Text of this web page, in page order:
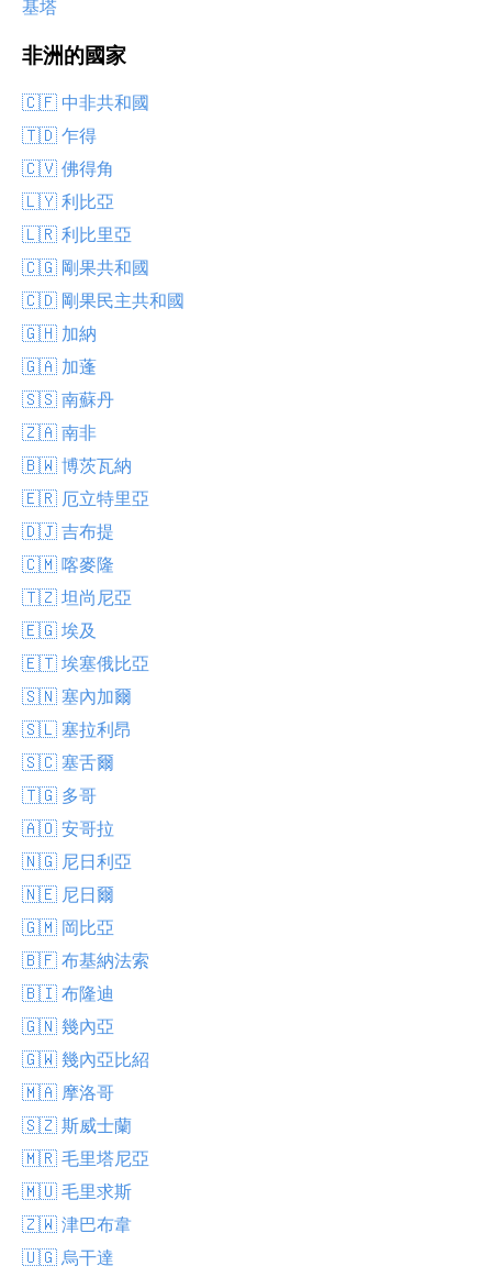
基塔
非洲的國家
🇨🇫 中非共和國
🇹🇩 乍得
🇨🇻 佛得角
🇱🇾 利比亞
🇱🇷 利比里亞
🇨🇬 剛果共和國
🇨🇩 剛果民主共和國
🇬🇭 加納
🇬🇦 加蓬
🇸🇸 南蘇丹
🇿🇦 南非
🇧🇼 博茨瓦納
🇪🇷 厄立特里亞
🇩🇯 吉布提
🇨🇲 喀麥隆
🇹🇿 坦尚尼亞
🇪🇬 埃及
🇪🇹 埃塞俄比亞
🇸🇳 塞內加爾
🇸🇱 塞拉利昂
🇸🇨 塞舌爾
🇹🇬 多哥
🇦🇴 安哥拉
🇳🇬 尼日利亞
🇳🇪 尼日爾
🇬🇲 岡比亞
🇧🇫 布基納法索
🇧🇮 布隆迪
🇬🇳 幾內亞
🇬🇼 幾內亞比紹
🇲🇦 摩洛哥
🇸🇿 斯威士蘭
🇲🇷 毛里塔尼亞
🇲🇺 毛里求斯
🇿🇼 津巴布韋
🇺🇬 烏干達